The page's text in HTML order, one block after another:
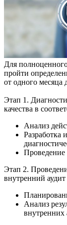
Для
пройти
от одного месяца
Этап 1.
качества в
Анализ
Разработка
Проведение
Этап 2.
внутренний
Анализ
внутренних